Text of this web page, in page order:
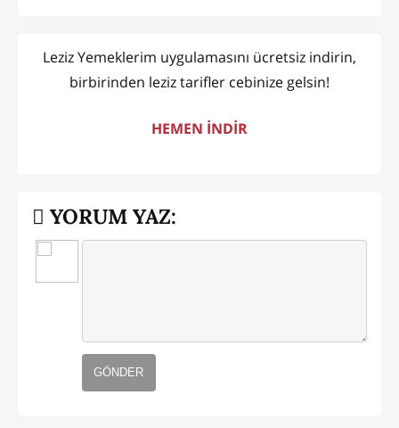
Leziz Yemeklerim uygulamasını ücretsiz indirin,
birbirinden leziz tarifler cebinize gelsin!
HEMEN İNDİR
YORUM YAZ:
GÖNDER